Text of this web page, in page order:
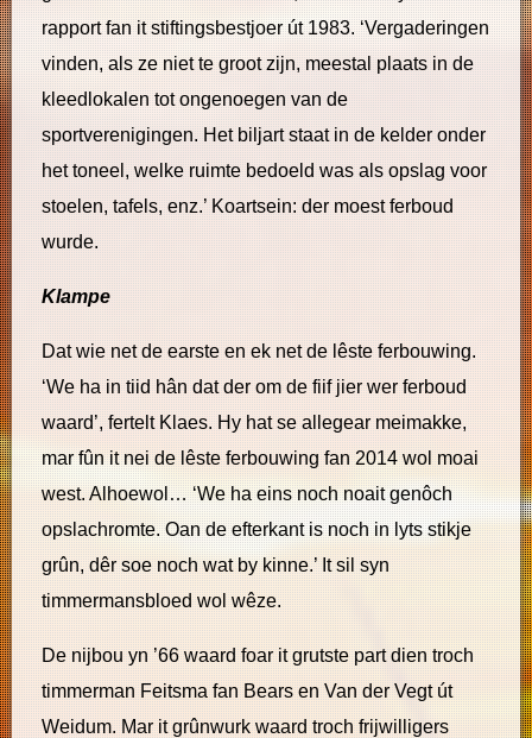
rapport fan it stiftingsbestjoer út 1983. ‘Vergaderingen
vinden, als ze niet te groot zijn, meestal plaats in de
kleedlokalen tot ongenoegen van de
sportverenigingen. Het biljart staat in de kelder onder
het toneel, welke ruimte bedoeld was als opslag voor
stoelen, tafels, enz.’ Koartsein: der moest ferboud
wurde.
Klampe
Dat wie net de earste en ek net de lêste ferbouwing.
‘We ha in tiid hân dat der om de fiif jier wer ferboud
waard’, fertelt Klaes. Hy hat se allegear meimakke,
mar fûn it nei de lêste ferbouwing fan 2014 wol moai
west. Alhoewol… ‘We ha eins noch noait genôch
opslachromte. Oan de efterkant is noch in lyts stikje
grûn, dêr soe noch wat by kinne.’ It sil syn
timmermansbloed wol wêze.
De nijbou yn ’66 waard foar it grutste part dien troch
timmerman Feitsma fan Bears en Van der Vegt út
Weidum. Mar it grûnwurk waard troch frijwilligers